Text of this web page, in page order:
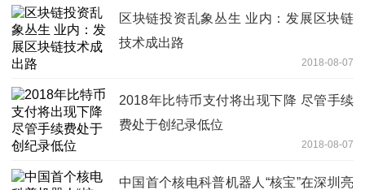
区块链投资乱象丛生 业内：发展区块链
技术成出路
2018-08-07
2018年比特币支付将出现下降 尽管手续
费处于创纪录低位
2018-08-07
中国首个核电科普机器人“核宝”在深圳亮